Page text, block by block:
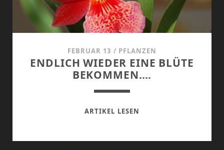
FEBRUAR 13 / PFLANZEN
ENDLICH WIEDER EINE BLÜTE
BEKOMMEN….
ARTIKEL LESEN